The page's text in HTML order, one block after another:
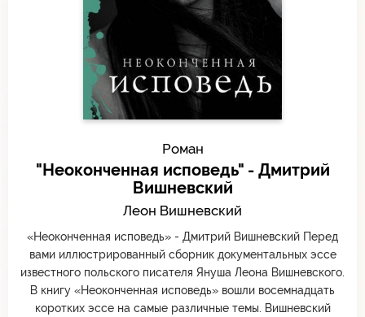
Роман
"Неоконченная исповедь" - Дмитрий
Вишневский
Леон Вишневский
«Неоконченная исповедь» - Дмитрий Вишневский Перед
вами иллюстрированный сборник документальных эссе
известного польского писателя Януша Леона Вишневского.
В книгу «Неоконченная исповедь» вошли восемнадцать
коротких эссе на самые различные темы. Вишневский